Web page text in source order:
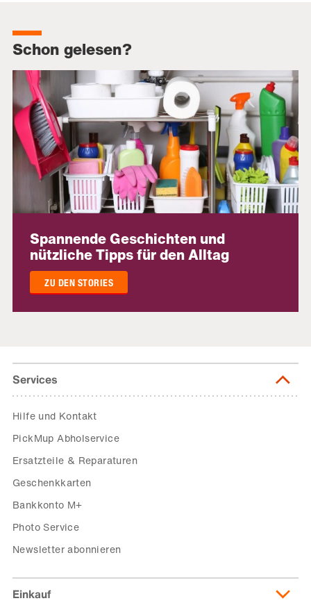
Schon gelesen?
Spannende Geschichten und
nützliche Tipps für den Alltag
ZU DEN STORIES
Services
Hilfe und Kontakt
PickMup Abholservice
Ersatzteile & Reparaturen
Geschenkkarten
Bankkonto M+
Photo Service
Newsletter abonnieren
Einkauf